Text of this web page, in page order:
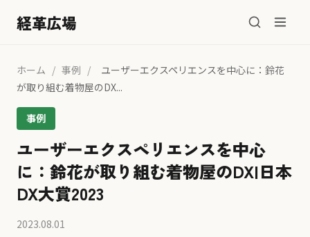
経革広場
ホーム / 事例 /
ユーザーエクスペリエンスを中心に：鈴花
が取り組む着物屋のDX...
事例
ユーザーエクスペリエンスを中心
に：鈴花が取り組む着物屋のDX|日本
DX大賞2023
2023.08.01